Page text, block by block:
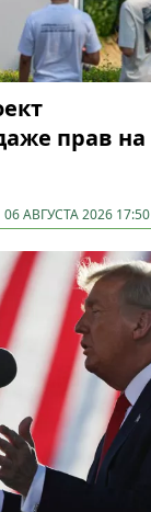
прав на
06 АВГУСТА 2026 17:50